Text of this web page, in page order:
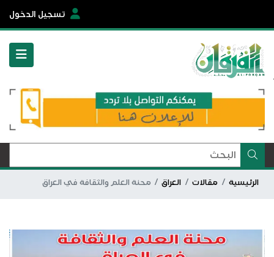
تسجيل الدخول
الرئيسية مقالات العراق محنة العلم والثقافة في العراق